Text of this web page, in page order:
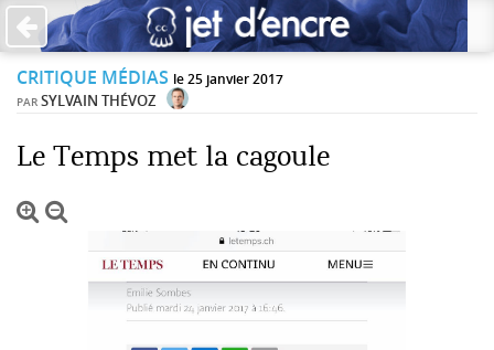
PAS DE COMMENTAIRES ×
Votre adresse de messagerie ne sera pas publiée. Les
champs obligatoires sont indiqués avec *
Jet d'Encre vous prie d'inscrire vos commentaires dans un
esprit de dialogue et les limites du respect de chacun.
CRITIQUE MÉDIAS le 25 janvier 2017
PAR SYLVAIN THÉVOZ
Le Temps met la cagoule